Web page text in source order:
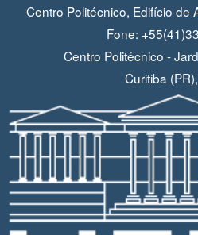
Centro Politécnico, Edifício de
Fone:
Centro Politécnico -
Curitiba